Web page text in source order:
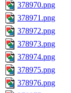
378970.png
378971.png
378972.png
378973.png
378974.png
378975.png
378976.png